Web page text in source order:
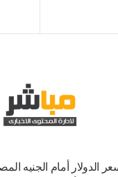
الدولار أمام الجنيه